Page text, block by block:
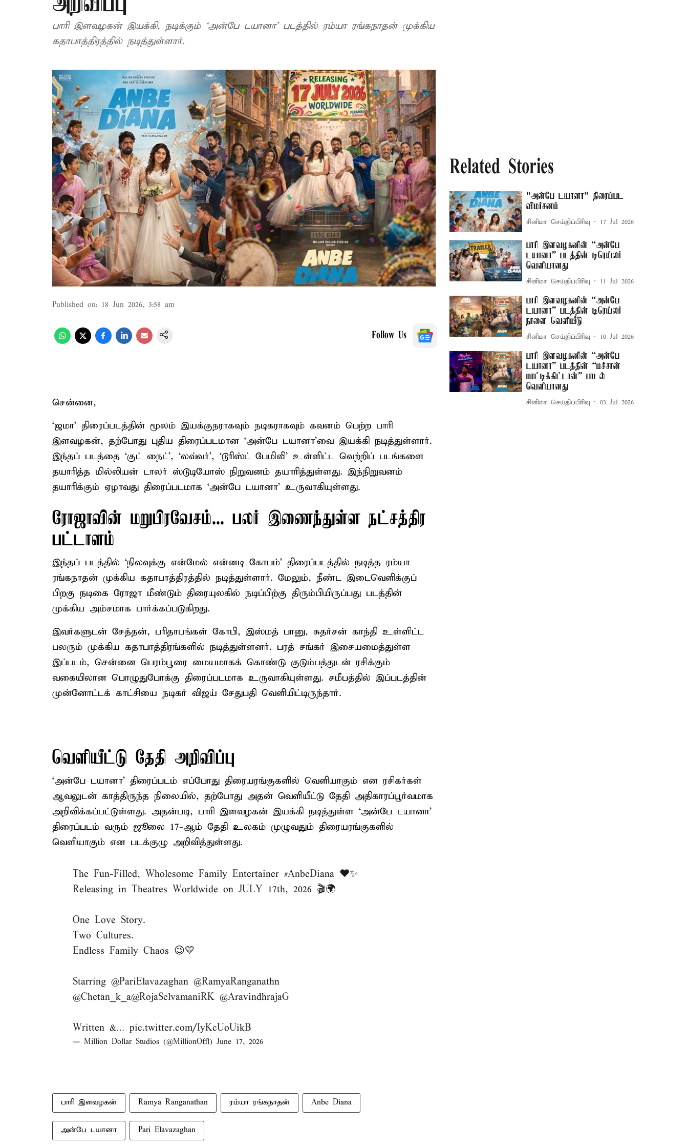
பாரி இளவழகன் இயக்​கி, நடிக்​கும் ‘அன்பே டயா​னா’ படத்தில் ரம்யா ரங்கநாதன் முக்கிய
கதாபாத்திரத்தில் நடித்துள்ளார்.
Published on: 18 Jun 2026, 3:58 am
Follow Us
சென்னை,
‘ஜமா’ திரைப்படத்தின் மூலம் இயக்குநராகவும் நடிகராகவும் கவனம் பெற்ற பாரி
இளவழகன், தற்போது புதிய திரைப்படமான ‘அன்பே டயானா’வை இயக்கி நடித்துள்ளார்.
இந்தப் படத்தை ‘குட் நைட்’, ‘லவ்வர்’, ‘டூரிஸ்ட் பேமிலி’ உள்ளிட்ட வெற்றிப் படங்களை
தயாரித்த மில்லியன் டாலர் ஸ்டூடியோஸ் நிறுவனம் தயாரித்துள்ளது. இந்நிறுவனம்
தயாரிக்கும் ஏழாவது திரைப்படமாக ‘அன்பே டயானா’ உருவாகியுள்ளது.
ரோஜாவின் மறுபிரவேசம்... பலர் இணைந்துள்ள நட்சத்திர
பட்டாளம்
இந்தப் படத்தில் ‘நிலவுக்கு என்மேல் என்னடி கோபம்’ திரைப்படத்தில் நடித்த ரம்யா
ரங்கநாதன் முக்கிய கதாபாத்திரத்தில் நடித்துள்ளார். மேலும், நீண்ட இடைவெளிக்குப்
பிறகு நடிகை ரோஜா மீண்டும் திரையுலகில் நடிப்பிற்கு திரும்பியிருப்பது படத்தின்
முக்கிய அம்சமாக பார்க்கப்படுகிறது.
இவர்களுடன் சேத்தன், பரிதாபங்கள் கோபி, இஸ்மத் பானு, சுதர்சன் காந்தி உள்ளிட்ட
பலரும் முக்கிய கதாபாத்திரங்களில் நடித்துள்ளனர். பரத் சங்கர் இசையமைத்துள்ள
இப்படம், சென்னை பெரம்பூரை மையமாகக் கொண்டு குடும்பத்துடன் ரசிக்கும்
வகையிலான பொழுதுபோக்கு திரைப்படமாக உருவாகியுள்ளது. சமீபத்தில் இப்படத்தின்
முன்னோட்டக் காட்சியை நடிகர் விஜய் சேதுபதி வெளியிட்டிருந்தார்.
வெளியீட்டு தேதி அறிவிப்பு
‘அன்பே டயானா’ திரைப்படம் எப்போது திரையரங்குகளில் வெளியாகும் என ரசிகர்கள்
ஆவலுடன் காத்திருந்த நிலையில், தற்போது அதன் வெளியீட்டு தேதி அதிகாரப்பூர்வமாக
அறிவிக்கப்பட்டுள்ளது. அதன்படி, பாரி இளவழகன் இயக்கி நடித்துள்ள ‘அன்பே டயானா’
திரைப்படம் வரும் ஜூலை 17-ஆம் தேதி உலகம் முழுவதும் திரையரங்குகளில்
வெளியாகும் என படக்குழு அறிவித்துள்ளது.
The Fun-Filled, Wholesome Family Entertainer #AnbeDiana ❤️✨
Releasing in Theatres Worldwide on JULY 17th, 2026 🎬🌍
One Love Story.
Two Cultures.
Endless Family Chaos 😉💛
Starring @PariElavazaghan @RamyaRanganathn
@Chetan_k_a@RojaSelvamaniRK @AravindhrajaG
Written &… pic.twitter.com/IyKcUoUikB
— Million Dollar Studios (@MillionOffl) June 17, 2026
பாரி இளவழகன் Ramya Ranganathan ரம்யா ரங்கநாதன் Anbe Diana
அன்பே டயானா Pari Elavazaghan
Related Stories
"அன்பே டயானா" திரைப்பட
விமர்சனம்
சினிமா செய்திப்பிரிவு 17 Jul 2026
பாரி இளவழகனின் “அன்பே
டயானா” படத்தின் டிரெய்லர்
வெளியானது
சினிமா செய்திப்பிரிவு 11 Jul 2026
பாரி இளவழகனின் “அன்பே
டயானா” படத்தின் டிரெய்லர்
நாளை வெளியீடு
சினிமா செய்திப்பிரிவு 10 Jul 2026
பாரி இளவழகனின் “அன்பே
டயானா” படத்தின் “மச்சான்
மாட்டிக்கிட்டான்” பாடல்
வெளியானது
சினிமா செய்திப்பிரிவு 03 Jul 2026